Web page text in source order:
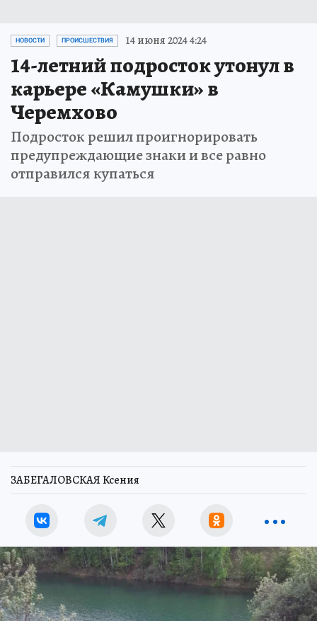
НОВОСТИ ПРОИСШЕСТВИЯ 14 июня 2024 4:24
14-летний подросток утонул в
карьере «Камушки» в
Черемхово
Подросток решил проигнорировать
предупреждающие знаки и все равно
отправился купаться
ЗАБЕГАЛОВСКАЯ Ксения